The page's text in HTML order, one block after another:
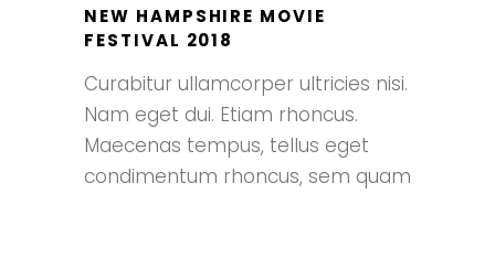
NEW HAMPSHIRE MOVIE
FESTIVAL 2018
Curabitur ullamcorper ultricies nisi.
Nam eget dui. Etiam rhoncus.
Maecenas tempus, tellus eget
condimentum rhoncus, sem quam